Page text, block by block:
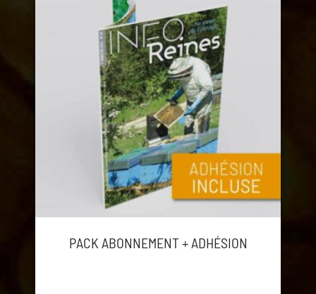
PACK ABONNEMENT + ADHÉSION